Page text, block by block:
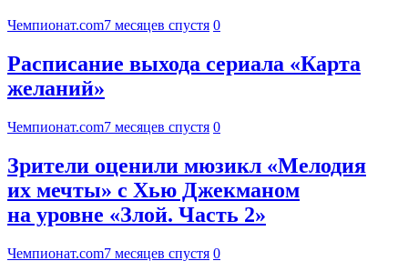
Чемпионат.com7 месяцев спустя 0
Расписание выхода сериала «Карта
желаний»
Чемпионат.com7 месяцев спустя 0
Зрители оценили мюзикл «Мелодия
их мечты» с Хью Джекманом
на уровне «Злой. Часть 2»
Чемпионат.com7 месяцев спустя 0